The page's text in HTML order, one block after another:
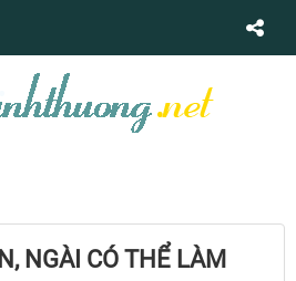
NGÀI CÓ THỂ LÀM